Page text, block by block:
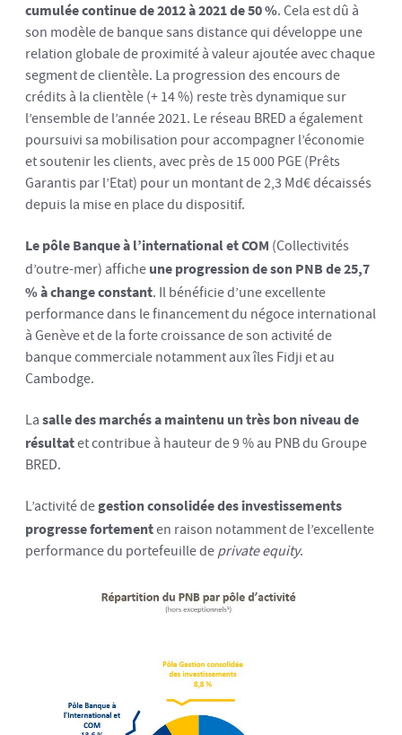
cumulée continue de 2012 à 2021 de 50 %. Cela est dû à
son modèle de banque sans distance qui développe une
relation globale de proximité à valeur ajoutée avec chaque
segment de clientèle. La progression des encours de
crédits à la clientèle (+ 14 %) reste très dynamique sur
l’ensemble de l’année 2021. Le réseau BRED a également
poursuivi sa mobilisation pour accompagner l’économie
et soutenir les clients, avec près de 15 000 PGE (Prêts
Garantis par l’Etat) pour un montant de 2,3 Md€ décaissés
depuis la mise en place du dispositif.
Le pôle Banque à l’international et COM (Collectivités
d’outre-mer) affiche une progression de son PNB de 25,7
% à change constant. Il bénéficie d’une excellente
performance dans le financement du négoce international
à Genève et de la forte croissance de son activité de
banque commerciale notamment aux îles Fidji et au
Cambodge.
La salle des marchés a maintenu un très bon niveau de
résultatet contribue à hauteur de 9 % au PNB du Groupe
BRED.
L’activité degestion consolidée des investissements
progresse fortementen raison notamment de l’excellente
performance du portefeuille deprivate equity.